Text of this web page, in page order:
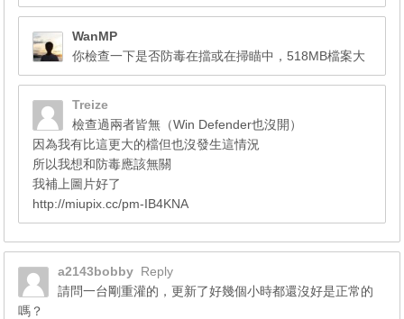
WanMP
你檢查一下是否防毒在擋或在掃瞄中，518MB檔案大
Treize
檢查過兩者皆無（Win Defender也沒開）
因為我有比這更大的檔但也沒發生這情況
所以我想和防毒應該無關
我補上圖片好了
http://miupix.cc/pm-IB4KNA
a2143bobby Reply
請問一台剛重灌的，更新了好幾個小時都還沒好是正常的
嗎？